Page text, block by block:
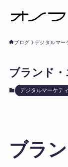
ブログ デジタルマー
ブランド
デジタルマーケテ
ブラ